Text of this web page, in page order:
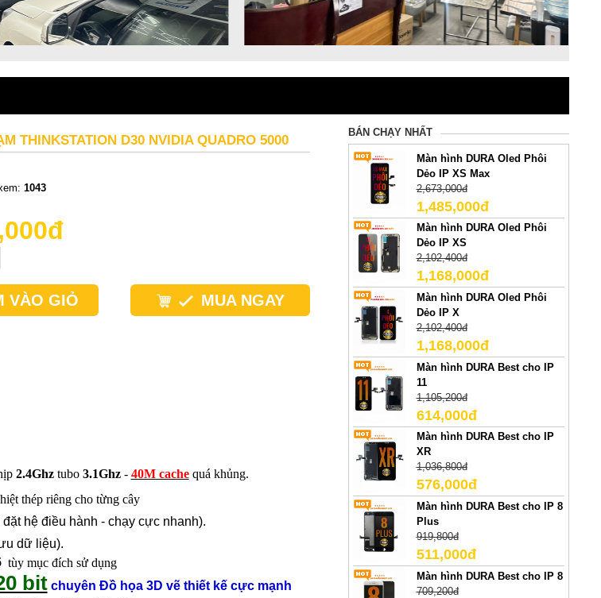
THINKSTATION D30 NVIDIA QUADRO 5000
1043
VÀO GIỎ MUA NGAY
2.4Ghz tubo 3.1Ghz - 40M cachequá khủng.
thép riêng cho từng cây
đặt hệ điều hành - chạy cực nhanh).
dữ liệu).
tùy mục đích sử dụng
bit chuyên Đồ họa 3D vẽ thiết kế cực mạnh
BÁN CHẠY NHẤT
Màn hình DURA Oled Phôi
Dẻo IP XS Max
2,673,000đ
1,485,000đ
Màn hình DURA Oled Phôi
Dẻo IP XS
2,102,400đ
1,168,000đ
Màn hình DURA Oled Phôi
Dẻo IP X
2,102,400đ
1,168,000đ
Màn hình DURA Best cho IP
11
1,105,200đ
614,000đ
Màn hình DURA Best cho IP
XR
1,036,800đ
576,000đ
Màn hình DURA Best cho IP 8
Plus
919,800đ
511,000đ
Màn hình DURA Best cho IP 8
709,200đ